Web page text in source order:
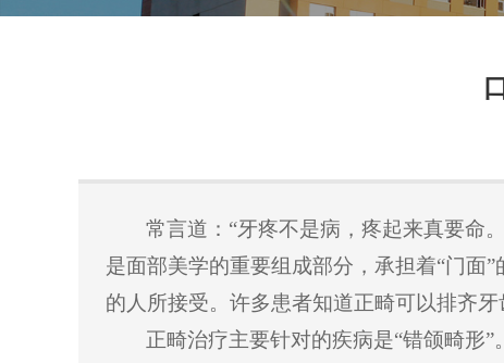
常言道： “牙疼不是病，疼起来真要命
是面部美学的重要组成部分，承担着“门面
的人所接受。许多患者知道正畸可以排齐
正畸治疗主要针对的疾病是“错颌畸形